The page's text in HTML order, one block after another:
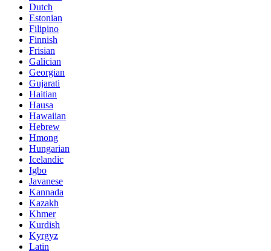
Dutch
Estonian
Filipino
Finnish
Frisian
Galician
Georgian
Gujarati
Haitian
Hausa
Hawaiian
Hebrew
Hmong
Hungarian
Icelandic
Igbo
Javanese
Kannada
Kazakh
Khmer
Kurdish
Kyrgyz
Latin